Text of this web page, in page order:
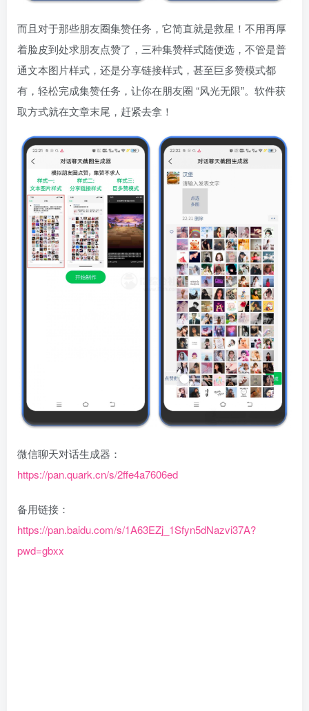
而且对于那些朋友圈集赞任务，它简直就是救星！不用再厚
着脸皮到处求朋友点赞了，三种集赞样式随便选，不管是普
通文本图片样式，还是分享链接样式，甚至巨多赞模式都
有，轻松完成集赞任务，让你在朋友圈 “风光无限”。软件获
取方式就在文章末尾，赶紧去拿！
微信聊天对话生成器：
https://pan.quark.cn/s/2ffe4a7606ed
备用链接：
https://pan.baidu.com/s/1A63EZj_1Sfyn5dNazvi37A?
pwd=gbxx